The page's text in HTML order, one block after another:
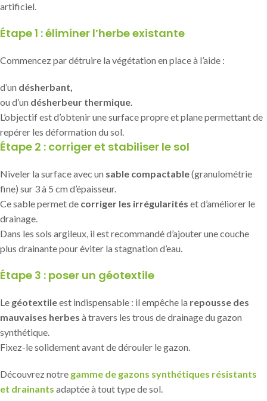
artificiel.
Étape 1 : éliminer l’herbe existante
Commencez par détruire la végétation en place à l’aide :
d’un désherbant,
ou d’un désherbeur thermique.
L’objectif est d’obtenir une surface propre et plane permettant de
repérer les déformation du sol.
Étape 2 : corriger et stabiliser le sol
Niveler la surface avec un sable compactable(granulométrie
fine) sur 3 à 5 cm d’épaisseur.
Ce sable permet de corriger les irrégularités et d’améliorer le
drainage.
Dans les sols argileux, il est recommandé d’ajouter une couche
plus drainante pour éviter la stagnation d’eau.
Étape 3 : poser un géotextile
Le géotextileest indispensable : il empêche la repousse des
mauvaises herbes à travers les trous de drainage du gazon
synthétique.
Fixez-le solidement avant de dérouler le gazon.
Découvrez notre gamme de gazons synthétiques résistants
et drainants adaptée à tout type de sol.